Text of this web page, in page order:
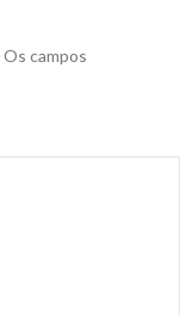
Os campos